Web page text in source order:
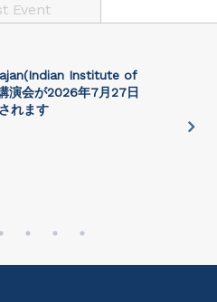
Event
Institute of
演会が2026年7月27⽇
れます